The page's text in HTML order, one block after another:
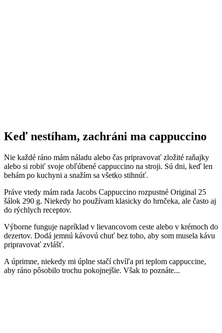
Keď nestíham, zachráni ma cappuccino
Nie každé ráno mám náladu alebo čas pripravovať zložité raňajky
alebo si robiť svoje obľúbené cappuccino na stroji. Sú dni, keď len
behám po kuchyni a snažím sa všetko stihnúť.
Práve vtedy mám rada Jacobs Cappuccino rozpustné Original 25
šálok 290 g. Niekedy ho používam klasicky do hrnčeka, ale často aj
do rýchlych receptov.
Výborne funguje napríklad v lievancovom ceste alebo v krémoch do
dezertov. Dodá jemnú kávovú chuť bez toho, aby som musela kávu
pripravovať zvlášť.
A úprimne, niekedy mi úplne stačí chvíľa pri teplom cappuccine,
aby ráno pôsobilo trochu pokojnejšie. Však to poznáte...